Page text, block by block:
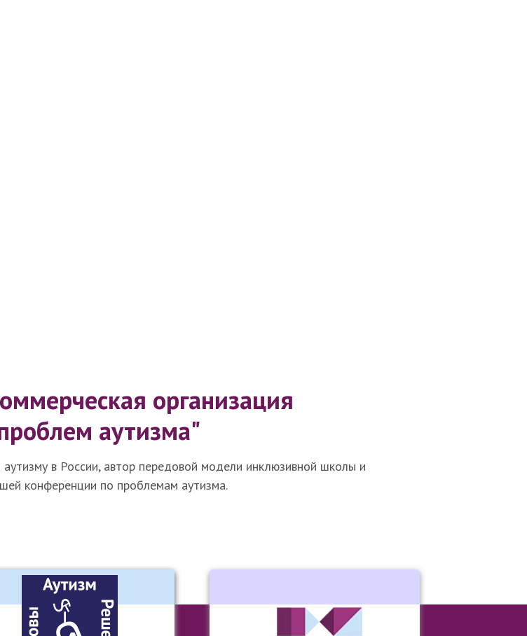
организация
аутизма"
аутизму в России, автор передовой модели инклюзивной школы и
конференции по проблемам аутизма.